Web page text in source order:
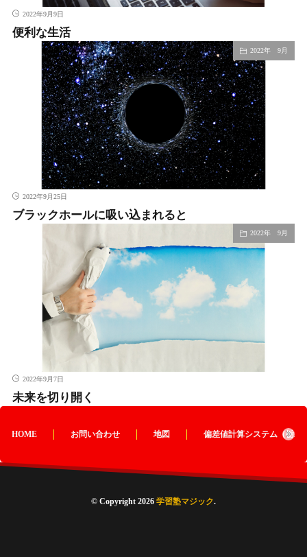
2022年9月9日
便利な生活
2022年 9月
2022年9月25日
ブラックホールに吸い込まれると
2022年 9月
2022年9月7日
未来を切り開く
HOME お問い合わせ 地図 偏差値計算システム（栃
© Copyright 2026 学習塾マジック.